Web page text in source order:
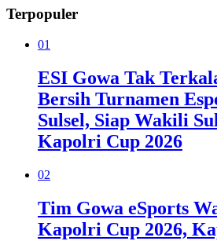
Terpopuler
01
ESI Gowa Tak
Bersih Turnamen
Sulsel, Siap Wakili
Kapolri Cup 2026
02
Tim Gowa eSports
Kapolri Cup 2026,